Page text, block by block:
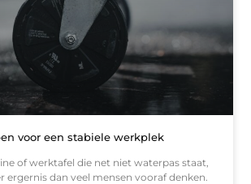
voor een stabiele werkplek
of werktafel die net niet waterpas staat,
ergernis dan veel mensen vooraf denken.